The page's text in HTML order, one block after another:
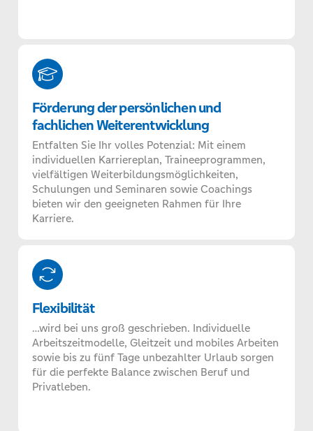
Förderung der persönlichen und
fachlichen Weiterentwicklung
Entfalten Sie Ihr volles Potenzial: Mit einem
individuellen Karriereplan, Traineeprogrammen,
vielfältigen Weiterbildungsmöglichkeiten,
Schulungen und Seminaren sowie Coachings
bieten wir den geeigneten Rahmen für Ihre
Karriere.
Flexibilität
…wird bei uns groß geschrieben. Individuelle
Arbeitszeitmodelle, Gleitzeit und mobiles Arbeiten
sowie bis zu fünf Tage unbezahlter Urlaub sorgen
für die perfekte Balance zwischen Beruf und
Privatleben.